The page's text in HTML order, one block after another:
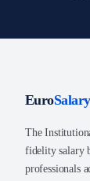
EuroSalary
The
fidelity salary
professionals